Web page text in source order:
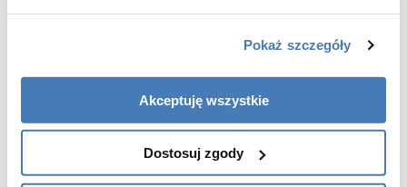
Pokaż szczegóły
Akceptuję wszystkie
Dostosuj zgody
Jak dbać o brodzik z konglomeratu
wyprodukowane, wymagają pielęgnacji i regularnego czyszczenia. Dzięki
odpowiednie środki i pamiętać o systematyczności.
Po każdym prysznicu należy spłukać brodzik ciepłą wodą. Pozostałości
mydła, szamponu i włosy nie sprzyjają zachowaniu higieny. Przynajmniej
raz na tydzień warto wyczyścić brodzik dokładnie za pomocą
specjalistycznego środka do czyszczenia powierzchni z konglomeratu lub